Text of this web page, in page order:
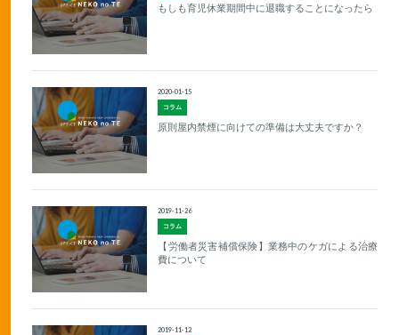
もしも育児休業期間中に退職することになったら
コラム
2020-01-15
原則屋内禁煙に向けての準備は大丈夫ですか？
コラム
2019-11-26
【労働者災害補償保険】業務中のケガによる治療
費について
2019-11-12